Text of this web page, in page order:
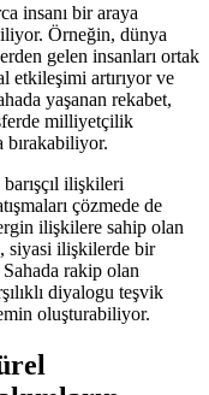
insanı bir araya
Örneğin, dünya
gelen insanları ortak
etkileşimi artırıyor ve
yaşanan rekabet,
milliyetçilik
bırakabiliyor.
ilişkileri
çözmede de
ilişkilere sahip olan
siyasi ilişkilerde bir
rakip olan
diyalogu teşvik
oluşturabiliyor.